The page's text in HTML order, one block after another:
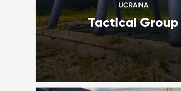
UCRAINA
Tactical Group